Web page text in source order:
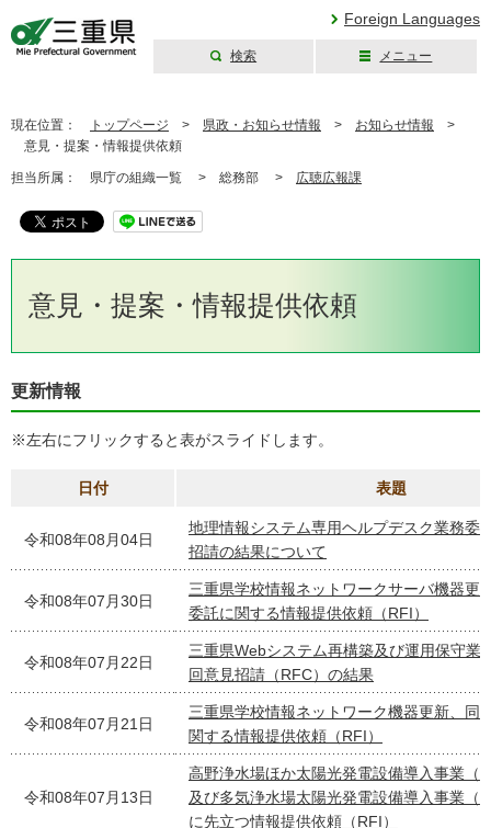
Foreign Languages
検索 メニュー
現在位置： トップページ > 県政・お知らせ情報 > お知らせ情報 >
意見・提案・情報提供依頼
担当所属： 県庁の組織一覧 > 総務部 > 広聴広報課
意見・提案・情報提供依頼
更新情報
※左右にフリックすると表がスライドします。
日付 表題
令和08年08月04日
地理情報システム専用ヘルプデスク業務委
招請の結果について
令和08年07月30日
三重県学校情報ネットワークサーバ機器更
委託に関する情報提供依頼（RFI）
令和08年07月22日
三重県Webシステム再構築及び運用保守業
回意見招請（RFC）の結果
令和08年07月21日
三重県学校情報ネットワーク機器更新、同
関する情報提供依頼（RFI）
令和08年07月13日
高野浄水場ほか太陽光発電設備導入事業（
及び多気浄水場太陽光発電設備導入事業（
に先立つ情報提供依頼（RFI）